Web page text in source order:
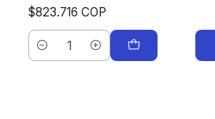
$823.716 COP
Cantidad